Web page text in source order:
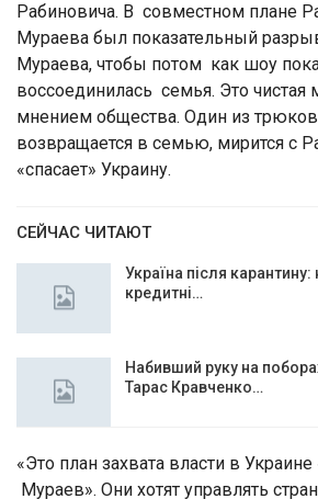
Рабиновича. В совместном плане
Мураева был показательный
Мураева, чтобы потом как шоу
воссоединилась семья. Это чистая
мнением общества. Один из
возвращается в семью, мирится с
«спасает» Украину.
СЕЙЧАС ЧИТАЮТ
Україна після карантину:
кредитні…
Набивший руку на
Тарас Кравченко…
«Это план захвата власти в
Мураев». Они хотят управлять